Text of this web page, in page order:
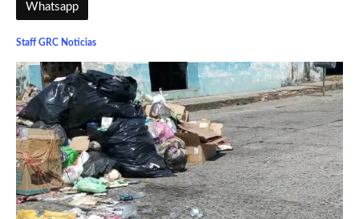
Whatsapp
Staff GRC Noticias